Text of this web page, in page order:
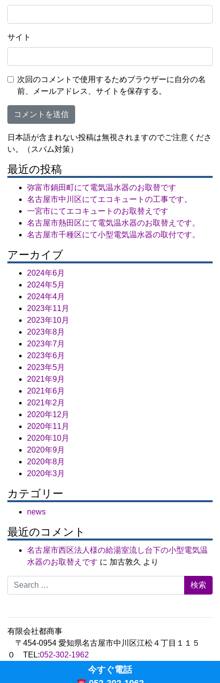
サイト
次回のコメントで使用するためブラウザーに自分の名
前、メールアドレス、サイトを保存する。
日本語が含まれない投稿は無視されますのでご注意くださ
い。（スパム対策）
最近の投稿
弥富市鍋田町にて電気温水器のお取替です
名古屋市中川区にてエコキュートの工事です。
一宮市にてエコキュートのお取替えです
名古屋市熱田区にて電気温水器のお取替えです。
名古屋市千種区にて小型電気温水器の取付です。
アーカイブ
2024年6月
2024年5月
2024年4月
2023年11月
2023年10月
2023年8月
2023年7月
2023年6月
2023年5月
2021年9月
2021年6月
2021年2月
2020年12月
2020年11月
2020年10月
2020年9月
2020年8月
2020年3月
カテゴリー
news
最近のコメント
名古屋市西区法人様の給湯室流し台下の小型電気温
水器のお取替えです に 加古敦久 より
Search for:
有限会社都商事
〒454-0954 愛知県名古屋市中川区江松４丁目１１５
０ TEL:052-302-1962
Copyright © 2020 Miyako limited corporations.,Ltd All
今すぐ電話